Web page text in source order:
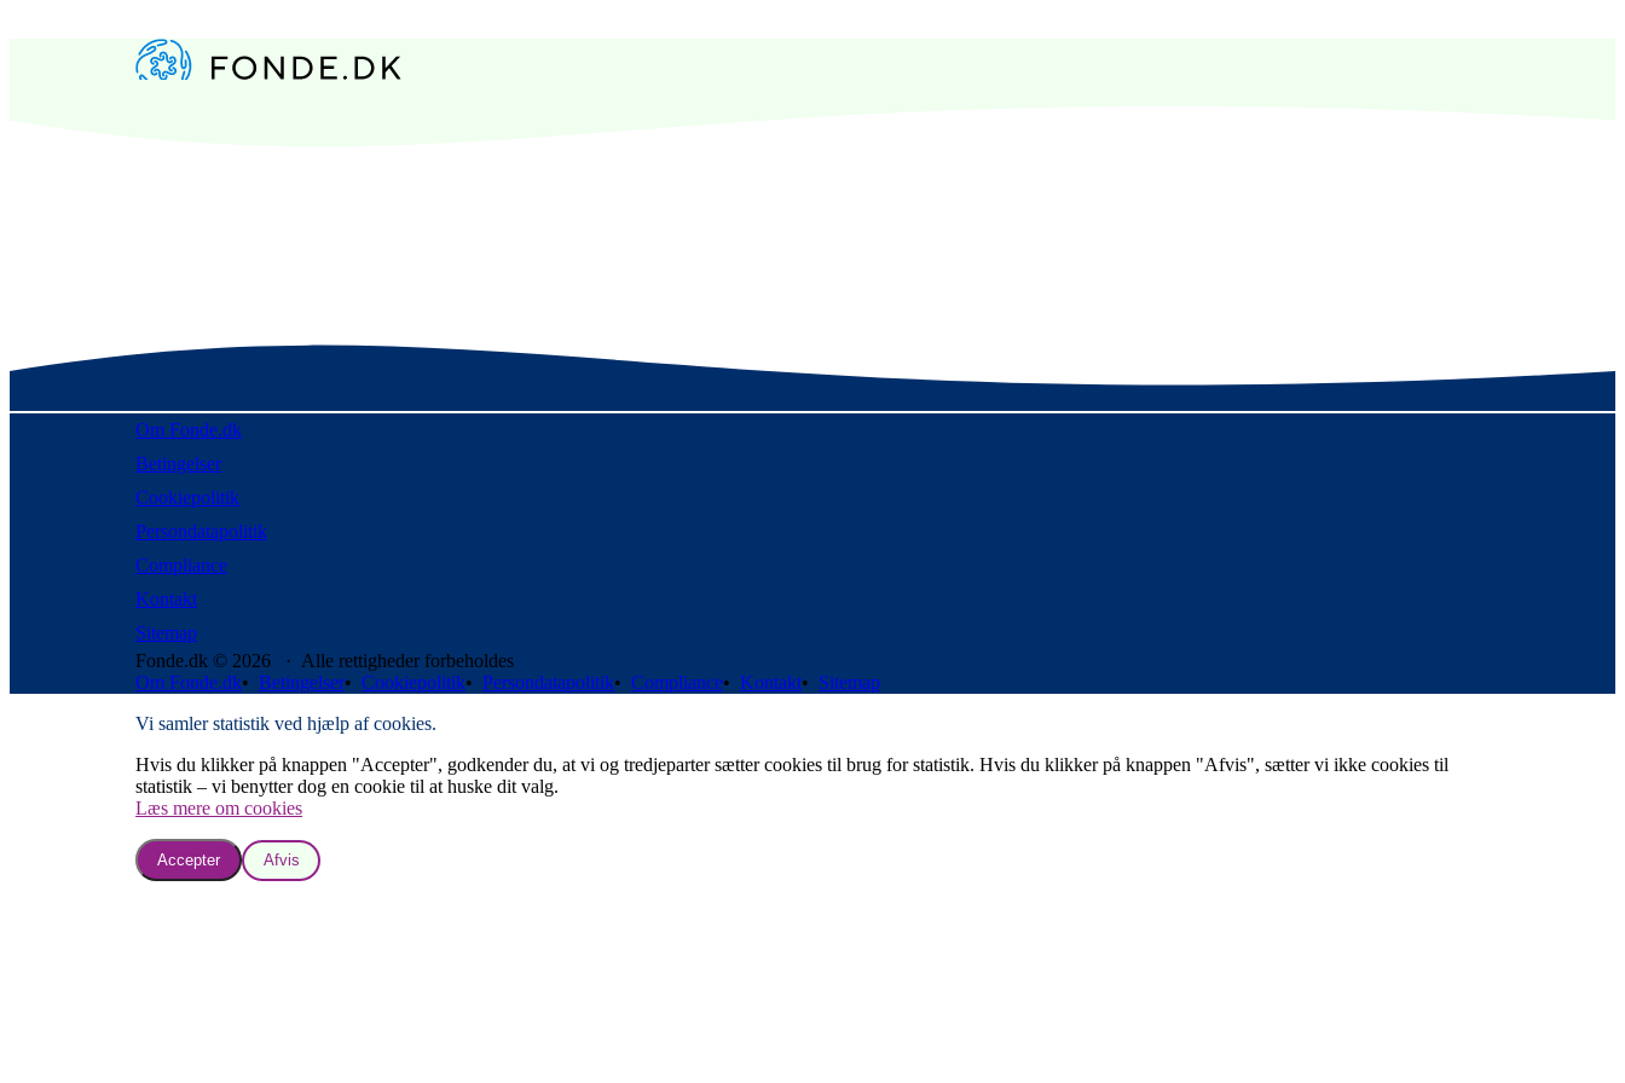
Om Fonde.dk
Betingelser
Cookiepolitik
Persondatapolitik
Compliance
Kontakt
Sitemap
Fonde.dk © 2026 · Alle rettigheder forbeholdes
Om Fonde.dk• Betingelser• Cookiepolitik• Persondatapolitik• Compliance• Kontakt• Sitemap
Vi samler statistik ved hjælp af cookies.
Hvis du klikker på knappen "Accepter", godkender du, at vi og tredjeparter sætter cookies til brug for statistik. Hvis du klikker på knappen "Afvis", sætter vi ikke cookies til
statistik – vi benytter dog en cookie til at huske dit valg.
Læs mere om cookies
Accepter Afvis